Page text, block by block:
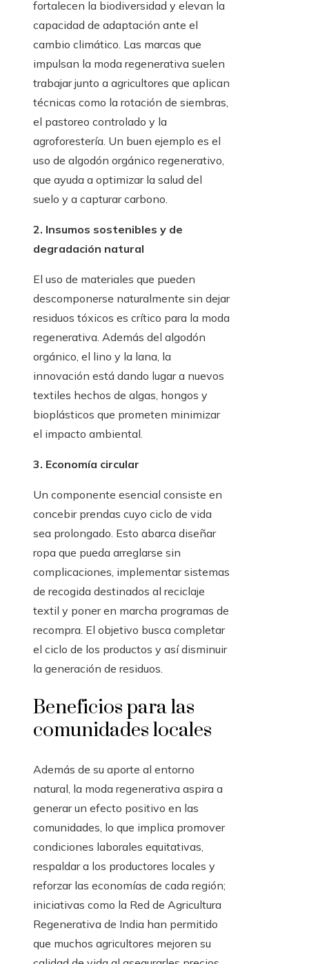
fortalecen la biodiversidad y elevan la
capacidad de adaptación ante el
cambio climático. Las marcas que
impulsan la moda regenerativa suelen
trabajar junto a agricultores que aplican
técnicas como la rotación de siembras,
el pastoreo controlado y la
agroforestería. Un buen ejemplo es el
uso de algodón orgánico regenerativo,
que ayuda a optimizar la salud del
suelo y a capturar carbono.
2. Insumos sostenibles y de
degradación natural
El uso de materiales que pueden
descomponerse naturalmente sin dejar
residuos tóxicos es crítico para la moda
regenerativa. Además del algodón
orgánico, el lino y la lana, la
innovación está dando lugar a nuevos
textiles hechos de algas, hongos y
bioplásticos que prometen minimizar
el impacto ambiental.
3. Economía circular
Un componente esencial consiste en
concebir prendas cuyo ciclo de vida
sea prolongado. Esto abarca diseñar
ropa que pueda arreglarse sin
complicaciones, implementar sistemas
de recogida destinados al reciclaje
textil y poner en marcha programas de
recompra. El objetivo busca completar
el ciclo de los productos y así disminuir
la generación de residuos.
Beneficios para las
comunidades locales
Además de su aporte al entorno
natural, la moda regenerativa aspira a
generar un efecto positivo en las
comunidades, lo que implica promover
condiciones laborales equitativas,
respaldar a los productores locales y
reforzar las economías de cada región;
iniciativas como la Red de Agricultura
Regenerativa de India han permitido
que muchos agricultores mejoren su